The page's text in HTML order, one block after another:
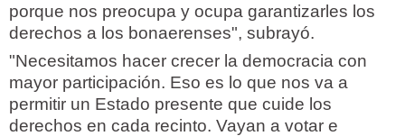
porque nos preocupa y ocupa garantizarles los
derechos a los bonaerenses", subrayó.
"Necesitamos hacer crecer la democracia con
mayor participación. Eso es lo que nos va a
permitir un Estado presente que cuide los
derechos en cada recinto. Vayan a votar e